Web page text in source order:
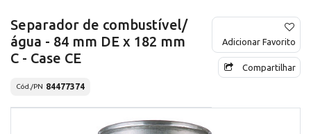
Separador de combustível/
água - 84 mm DE x 182 mm
C - Case CE
Cód./PN 84477374
Adicionar Favorito
Compartilhar